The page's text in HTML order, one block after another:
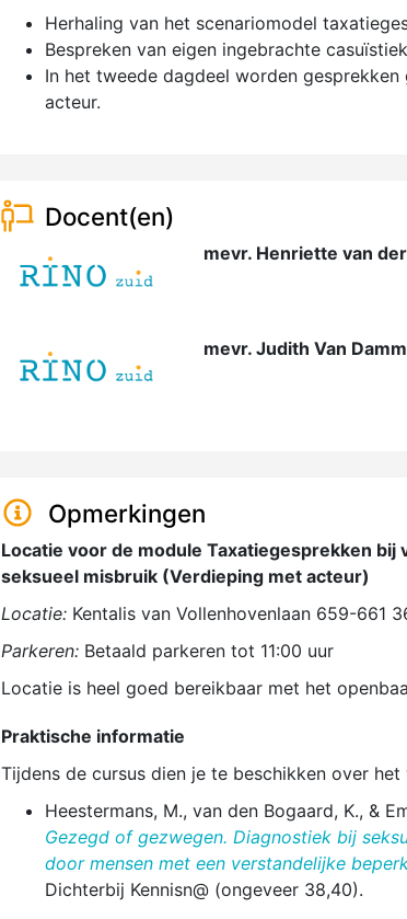
Herhaling van het scenariomodel
Bespreken van eigen ingebrachte
In het tweede dagdeel worden gesprekken
acteur.
Docent(en)
mevr. Henriette van
mevr. Judith Van
Opmerkingen
Locatie voor de module Taxatiegesprekken bij
seksueel misbruik (Verdieping met acteur)
Locatie:Kentalis van Vollenhovenlaan 659-661
Parkeren:Betaald parkeren tot 11:00 uur
Locatie is heel goed bereikbaar met het
Praktische informatie
Tijdens de cursus dien je te beschikken over
Heestermans, M., van den Bogaard, K., &
Gezegd of gezwegen. Diagnostiek bij
door mensen met een verstandelijke
Dichterbij Kennisn@ (ongeveer 38,40).